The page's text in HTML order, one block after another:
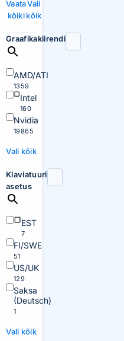
Vaata
kõiki
Vali
kõik
Graafikakiirendi
AMD/ATI
1359
Intel
160
Nvidia
19865
Vali kõik
Klaviatuuri
asetus
EST
7
FI/SWE
51
US/UK
129
Saksa
(Deutsch)
1
Vali kõik